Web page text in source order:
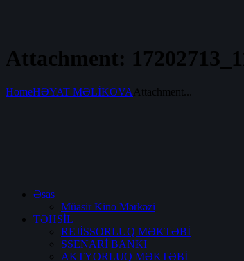
Attachment:
HomeHƏYAT MƏLİKOVAAttachment...
Əsas
Müasir Kino Mərkəzi
TƏHSİL
REJİSSORLUQ MƏKTƏBİ
SSENARİ BANKI
AKTYORLUQ MƏKTƏBİ